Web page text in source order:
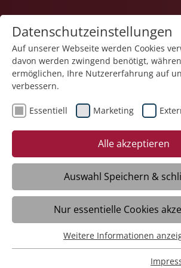
Schnellfinder - finden
passendes Angebot
Schnellsuche oder
Datenschutzeinstellungen
Auf unserer Webseite werden Cookies
davon werden zwingend benötigt,
ermöglichen, Ihre Nutzererfahrung auf
verbessern.
Essentiell Marketing
Alle akzeptieren
Auswahl Speichern &
Nur essentielle Cookies
Essentiell
Essentielle Cookies werden für
Weitere Informationen